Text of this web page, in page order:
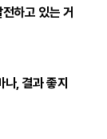
하고 있는 거
, 결과 좋지